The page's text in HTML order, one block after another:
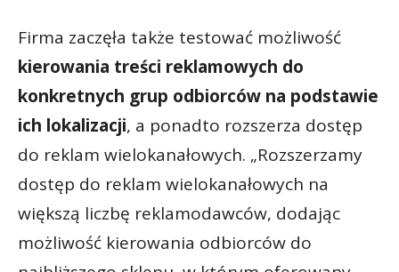
Firma zaczęła także testować możliwość
kierowania treści reklamowych do
konkretnych grup odbiorców na podstawie
ich lokalizacji, a ponadto rozszerza dostęp
do reklam wielokanałowych. „Rozszerzamy
dostęp do reklam wielokanałowych na
większą liczbę reklamodawców, dodając
możliwość kierowania odbiorców do